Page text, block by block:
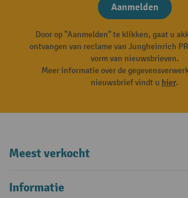
Aanmelden
Door op "Aanmelden" te klikken, gaat u
ontvangen van reclame van Jungheinrich
vorm van nieuwsbrieven.
Meer informatie over de
nieuwsbrief vindt u hier.
Meest verkocht
Informatie